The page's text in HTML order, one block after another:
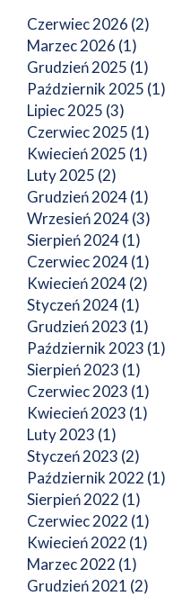
Czerwiec 2026 (2)
Marzec 2026 (1)
Grudzień 2025 (1)
Październik 2025 (1)
Lipiec 2025 (3)
Czerwiec 2025 (1)
Kwiecień 2025 (1)
Luty 2025 (2)
Grudzień 2024 (1)
Wrzesień 2024 (3)
Sierpień 2024 (1)
Czerwiec 2024 (1)
Kwiecień 2024 (2)
Styczeń 2024 (1)
Grudzień 2023 (1)
Październik 2023 (1)
Sierpień 2023 (1)
Czerwiec 2023 (1)
Kwiecień 2023 (1)
Luty 2023 (1)
Styczeń 2023 (2)
Październik 2022 (1)
Sierpień 2022 (1)
Czerwiec 2022 (1)
Kwiecień 2022 (1)
Marzec 2022 (1)
Grudzień 2021 (2)